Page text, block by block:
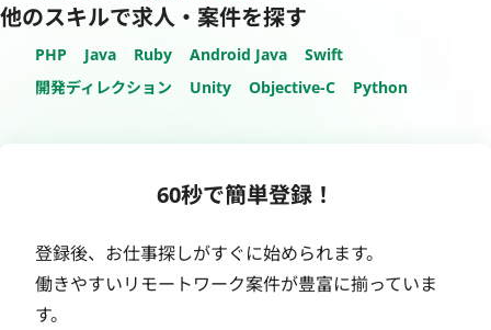
他のスキルで求人・案件を探す
PHP Java Ruby Android Java
Swift
開発ディレクション
Unity Objective-C Python
60秒で簡単登録！
登録後、お仕事探しがすぐに始められます。
働きやすいリモートワーク案件が豊富に揃っていま
す。